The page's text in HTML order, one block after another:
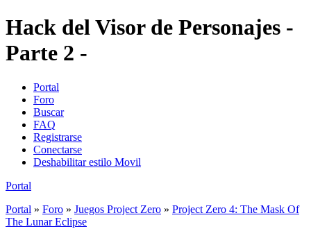
Hack del Visor de Personajes -
Parte 2 -
Portal
Foro
Buscar
FAQ
Registrarse
Conectarse
Deshabilitar estilo Movil
Portal
Portal » Foro » Juegos Project Zero » Project Zero 4: The Mask Of
The Lunar Eclipse